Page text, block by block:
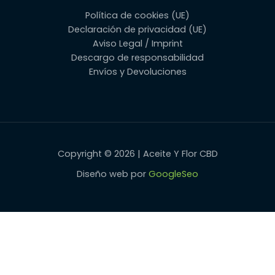
Política de cookies (UE)
Declaración de privacidad (UE)
Aviso Legal / Imprint
Descargo de responsabilidad
Envíos y Devoluciones
Copyright © 2026 | Aceite Y Flor CBD
Diseño web por GoogleSeo